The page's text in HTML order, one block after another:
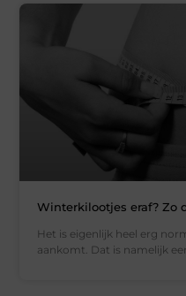
Winterkilootjes eraf? Zo
Het is eigenlijk heel erg
aankomt. Dat is namelijk